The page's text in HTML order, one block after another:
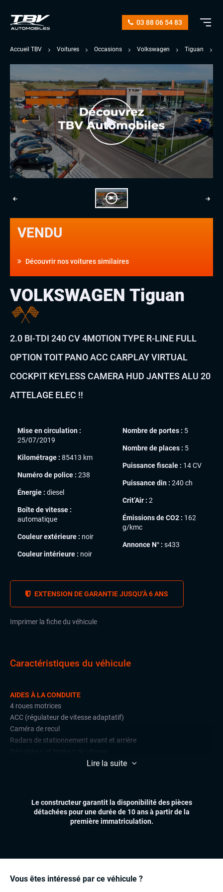
03 88 06 54 83
Accueil TBV Voitures Occasions Volkswagen Tiguan
VENDU
Découvrir nos voitures similaires
VOLKSWAGEN Tiguan
2.0 BI-TDI 240 CV 4MOTION TYPE R-LINE FULL
OPTION TOIT PANO ACC CARPLAY VIRTUAL
COCKPIT KEYLESS CAMERA HUD JANTES ALU 20
ATTELAGE ELEC !!
Mise en circulation :
25/07/2019
Kilométrage : 85413 km
Numéro de police : 238
Énergie : diesel
Boîte de vitesse :
automatique
Couleur extérieure : noir
Couleur intérieure : noir
Nombre de portes : 5
Nombre de places : 5
Puissance fiscale : 14 CV
Puissance din : 240 ch
Crit’Air : 2
Émissions de CO2 : 162
g/kmc
Annonce N° : s433
EXTENSION DE GARANTIE JUSQU’À 6 ANS
Imprimer la fiche du véhicule
Vous êtes intéressé par ce véhicule ?
Caractéristiques du véhicule
AIDES À LA CONDUITE
4 roues motrices
ACC (régulateur de vitesse adaptatif)
Caméra de recul
Radars de stationnement avant et arrière
Climatisation automatique multizones
Essuie-glaces automatiques
Volant multifonctions
Lire la suite
Le constructeur garantit la disponibilité des pièces
détachées pour une durée de 10 ans à partir de la
première immatriculation.